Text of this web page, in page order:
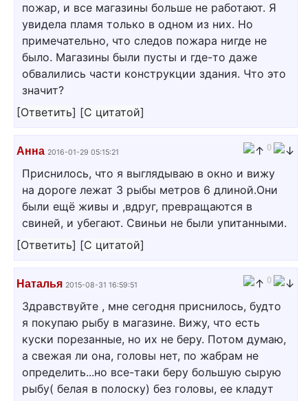
пожар, и все магазины больше не работают. Я
увидела пламя только в одном из них. Но
примечательно, что следов пожара нигде не
было. Магазины были пусты и где-то даже
обвалились части конструкции здания. Что это
значит?
[Ответить] [С цитатой]
Анна 2016-01-29 05:15:21 0
Приснилось, что я выглядываю в окно и вижу
на дороге лежат 3 рыбы метров 6 длиной.Они
были ещё живы и ,вдруг, превращаются в
свиней, и убегают. Свиньи не были упитанными.
[Ответить] [С цитатой]
Наталья 2015-08-31 16:59:51 0
Здравствуйте , мне сегодня приснилось, будто
я покупаю рыбу в магазине. Вижу, что есть
куски порезанные, но их не беру. Потом думаю,
а свежая ли она, головы нет, по жабрам не
определить...но все-таки беру большую сырую
рыбу( белая в полоску) без головы, ее кладут